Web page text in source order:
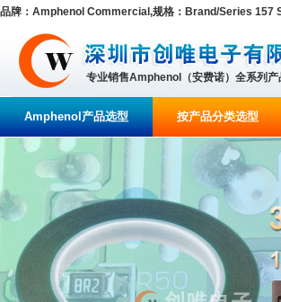
品牌：Amphenol Commercial,规格：Brand/Series 157
专业销售Amphenol（安费诺）全系列
Amphenol产品选型 按产品分类选型